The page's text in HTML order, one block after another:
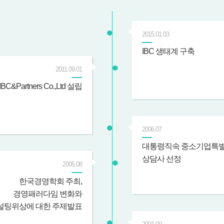
2015.01.03
IBC 생태계 구축
2011.09.01
Co.,Ltd 설립
2006.07
대통령직속 중소기업특
상담사 선정
2005.08
한국경영학회 주최,
경영패러다임 변화와
팅위상에 대한 주제발표